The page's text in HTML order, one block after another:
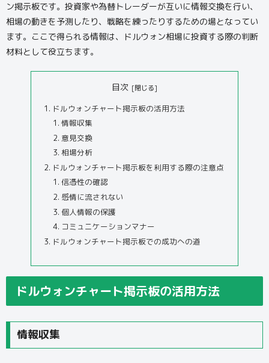
ン掲示板です。投資家や為替トレーダーが互いに情報交換を行い、
相場の動きを予測したり、戦略を練ったりするための場となってい
ます。ここで得られる情報は、ドルウォン相場に投資する際の判断
材料として役立ちます。
目次
ドルウォンチャート掲示板の活用方法
情報収集
意見交換
相場分析
ドルウォンチャート掲示板を利用する際の注意点
信憑性の確認
感情に流されない
個人情報の保護
コミュニケーションマナー
ドルウォンチャート掲示板での成功への道
ドルウォンチャート掲示板の活用方法
情報収集